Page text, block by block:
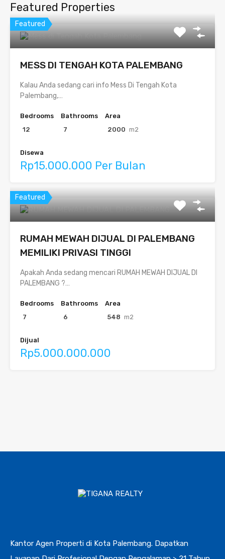
Featured Properties
Featured
MESS DI TENGAH KOTA PALEMBANG
Kalau Anda sedang cari info Mess Di Tengah Kota
Palembang,…
Bedrooms
12
Bathrooms
7
Area
2000 m2
Disewa
Rp15.000.000 Per Bulan
Featured
RUMAH MEWAH DIJUAL DI PALEMBANG
MEMILIKI PRIVASI TINGGI
Apakah Anda sedang mencari RUMAH MEWAH DIJUAL DI
PALEMBANG ?…
Bedrooms
7
Bathrooms
6
Area
548 m2
Dijual
Rp5.000.000.000
Kantor Agen Properti di Kota Palembang. Dapatkan